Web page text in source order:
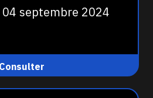
04 septembre 2024
Consulter